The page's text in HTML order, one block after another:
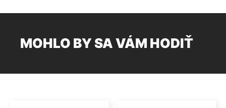
MOHLO BY SA VÁM HODIŤ